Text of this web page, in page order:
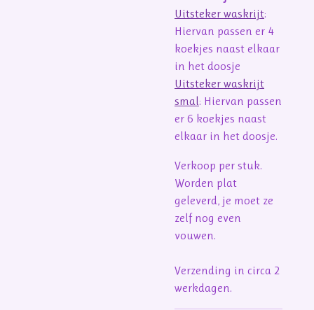
Uitsteker waskrijt:
Hiervan passen er 4
koekjes naast elkaar
in het doosje
Uitsteker waskrijt
smal: Hiervan passen
er 6 koekjes naast
elkaar in het doosje.
Verkoop per stuk.
Worden plat
geleverd, je moet ze
zelf nog even
vouwen.
Verzending in circa 2
werkdagen.